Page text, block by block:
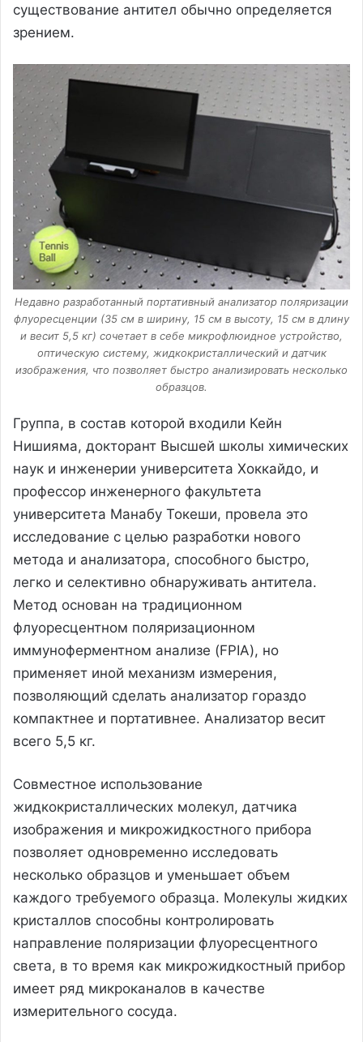
существование антител обычно определяется
зрением.
Недавно разработанный портативный анализатор поляризации
флуоресценции (35 см в ширину, 15 см в высоту, 15 см в длину
и весит 5,5 кг) сочетает в себе микрофлюидное устройство,
оптическую систему, жидкокристаллический и датчик
изображения, что позволяет быстро анализировать несколько
образцов.
Группа, в состав которой входили Кейн
Нишияма, докторант Высшей школы химических
наук и инженерии университета Хоккайдо, и
профессор инженерного факультета
университета Манабу Токеши, провела это
исследование с целью разработки нового
метода и анализатора, способного быстро,
легко и селективно обнаруживать антитела.
Метод основан на традиционном
флуоресцентном поляризационном
иммуноферментном анализе (FPIA), но
применяет иной механизм измерения,
позволяющий сделать анализатор гораздо
компактнее и портативнее. Анализатор весит
всего 5,5 кг.
Совместное использование
жидкокристаллических молекул, датчика
изображения и микрожидкостного прибора
позволяет одновременно исследовать
несколько образцов и уменьшает объем
каждого требуемого образца. Молекулы жидких
кристаллов способны контролировать
направление поляризации флуоресцентного
света, в то время как микрожидкостный прибор
имеет ряд микроканалов в качестве
измерительного сосуда.